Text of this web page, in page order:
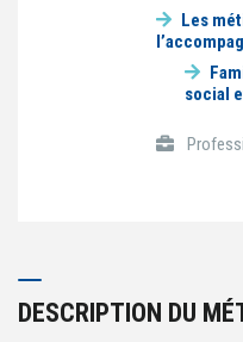
Le kit de déploiement
Les instances paritaires
MÉTIERS
Les
social
DESCRIPTION DU